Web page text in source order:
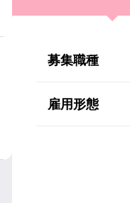
募集職種
雇用形態